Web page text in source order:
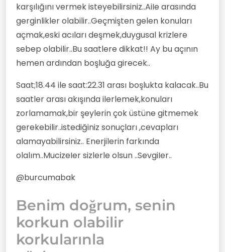
karşılığını vermek isteyebilirsiniz..AiIe arasında
gerginlikler olabilir..Geçmişten gelen konuları
açmak,eski acıları deşmek,duygusal krizlere
sebep olabilir..Bu saatlere dikkat!! Ay bu açının
hemen ardından boşluğa girecek..
Saat;18.44 ile saat:22.31 arası boşlukta kalacak..Bu
saatler arası akışında ilerlemek,konuları
zorlamamak,bir şeylerin çok üstüne gitmemek
gerekebilir..istediğiniz sonuçları ,cevapları
alamayabilirsiniz.. Enerjilerin farkında
olalım..MucizeIer sizlerle olsun ..SevgiIer..
@burcumabak
Benim doğrum, senin
korkun olabilir
korkularınla